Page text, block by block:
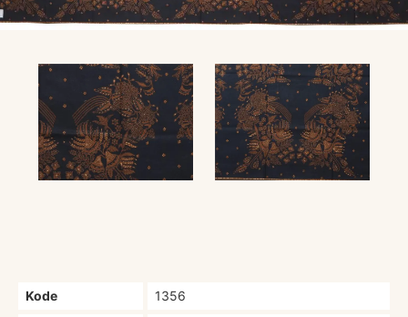
TANYA
LINKS
Kode 1356